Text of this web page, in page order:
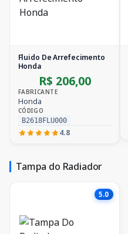
Fluido De Arrefecimento
Honda
R$ 206,00
FABRICANTE
Honda
CÓDIGO
B2618FLU000
4.8
Tampa do Radiador
5.0